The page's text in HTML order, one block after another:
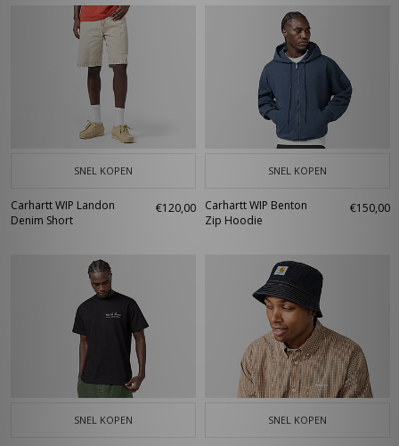
SNEL KOPEN
Carhartt WIP Landon
Denim Short
€120,00
SNEL KOPEN
Carhartt WIP Benton
Zip Hoodie
€150,00
SNEL KOPEN SNEL KOPEN